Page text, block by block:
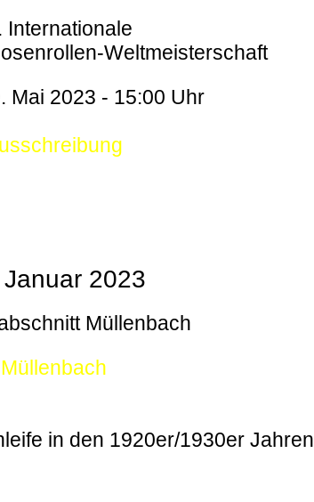
Internationale
Weltmeisterschaft
Mai 2023 - 15:00 Uhr
2023
Müllenbach
Müllenbach
in den 1920er/1930er Jahren